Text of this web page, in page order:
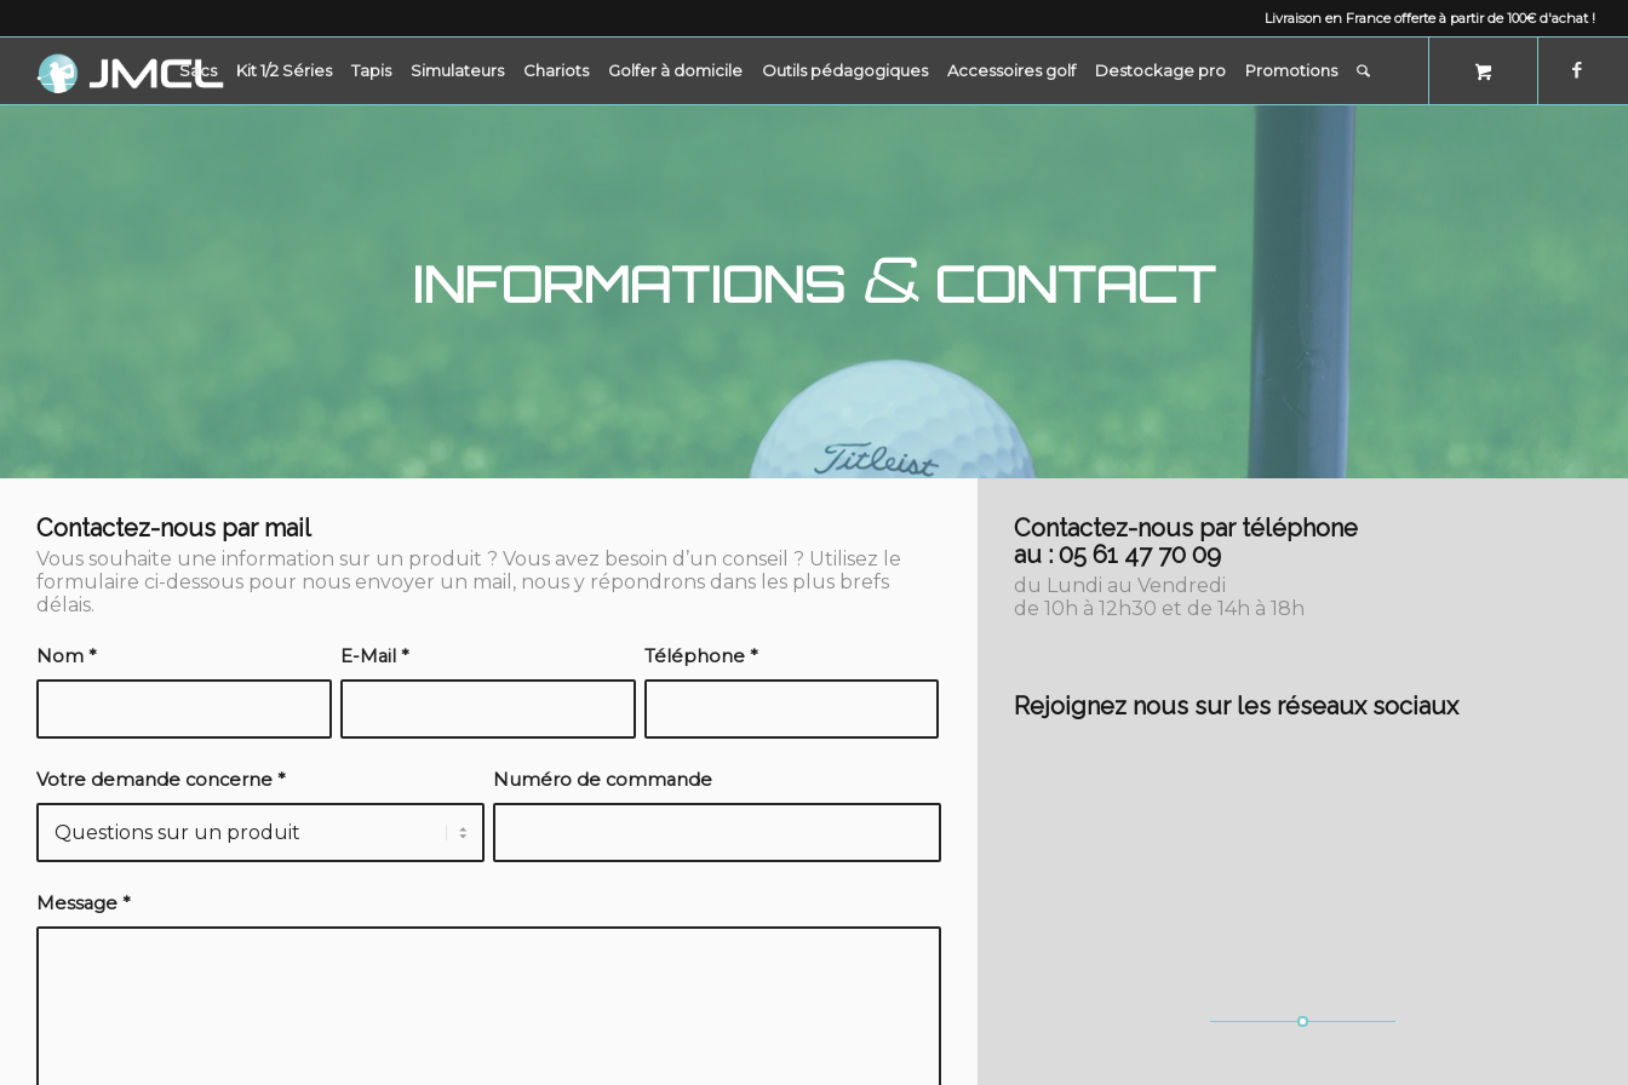
Livraison en France offerte à partir de 100€ d'achat !
Sacs Kit 1/2 Séries Tapis Simulateurs Chariots Golfer à domicile Outils pédagogiques Accessoires golf Destockage pro Promotions
INFORMATIONS & CONTACT
Contactez-nous par mail
Vous souhaite une information sur un produit ? Vous avez besoin d’un conseil ? Utilisez le
formulaire ci-dessous pour nous envoyer un mail, nous y répondrons dans les plus brefs
délais.
Nom * E-Mail * Téléphone *
Votre demande concerne * Numéro de commande
Message *
Contactez-nous par téléphone
au : 05 61 47 70 09
du Lundi au Vendredi
de 10h à 12h30 et de 14h à 18h
Rejoignez nous sur les réseaux sociaux